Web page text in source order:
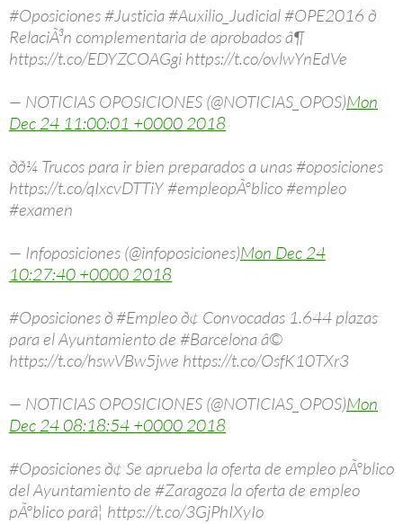
#Oposiciones #Justicia #Auxilio_Judicial #OPE2016 ð
RelaciÃ³n complementaria de aprobados â¶
https://t.co/EDYZCOAGgi https://t.co/ovlwYnEdVe
— NOTICIAS OPOSICIONES (@NOTICIAS_OPOS)Mon
Dec 24 11:00:01 +0000 2018
ðð¼ Trucos para ir bien preparados a unas #oposiciones
https://t.co/qIxcvDTTiY #empleopÃºblico #empleo
#examen
— Infoposiciones (@infoposiciones)Mon Dec 24
10:27:40 +0000 2018
#Oposiciones ð #Empleo ð¢ Convocadas 1.644 plazas
para el Ayuntamiento de #Barcelona â©
https://t.co/hswVBw5jwe https://t.co/OsfK10TXr3
— NOTICIAS OPOSICIONES (@NOTICIAS_OPOS)Mon
Dec 24 08:18:54 +0000 2018
#Oposiciones ð¢ Se aprueba la oferta de empleo pÃºblico
del Ayuntamiento de #Zaragoza la oferta de empleo
pÃºblico parâ¦ https://t.co/3GjPhIXyIo